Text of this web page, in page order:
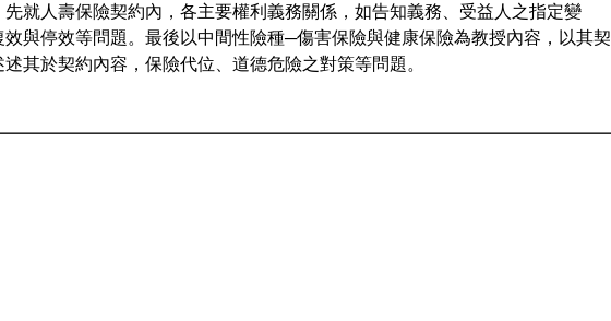
就人壽保險契約內，各主要權利義務關係，如告知義務、受益人之指定變
與停效等問題。最後以中間性險種─傷害保險與健康保險為教授內容，以其契
其於契約內容，保險代位、道德危險之對策等問題。